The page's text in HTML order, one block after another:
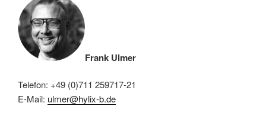
Frank Ulmer
Telefon: +49 (0)711 259717-21
E-Mail: ulmer@hylix-b.de